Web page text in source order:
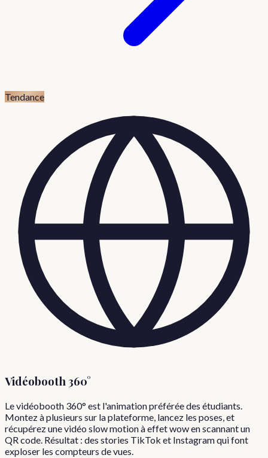
Tendance
Vidéobooth 360°
Le vidéobooth 360° est l'animation préférée des étudiants.
Montez à plusieurs sur la plateforme, lancez les poses, et
récupérez une vidéo slow motion à effet wow en scannant un
QR code. Résultat : des stories TikTok et Instagram qui font
exploser les compteurs de vues.